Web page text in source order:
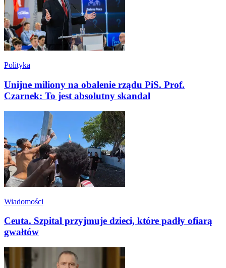
Polityka
Unijne miliony na obalenie rządu PiS. Prof.
Czarnek: To jest absolutny skandal
Wiadomości
Ceuta. Szpital przyjmuje dzieci, które padły ofiarą
gwałtów